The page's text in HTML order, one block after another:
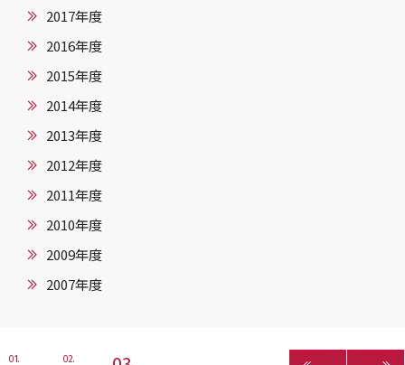
2017年度
2016年度
2015年度
2014年度
2013年度
2012年度
2011年度
2010年度
2009年度
2007年度
1 2